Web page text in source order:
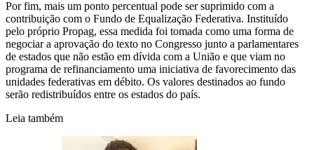
Por fim, mais um ponto percentual pode ser suprimido com a
contribuição com o Fundo de Equalização Federativa. Instituído
pelo próprio Propag, essa medida foi tomada como uma forma de
negociar a aprovação do texto no Congresso junto a parlamentares
de estados que não estão em dívida com a União e que viam no
programa de refinanciamento uma iniciativa de favorecimento das
unidades federativas em débito. Os valores destinados ao fundo
serão redistribuídos entre os estados do país.
Leia também